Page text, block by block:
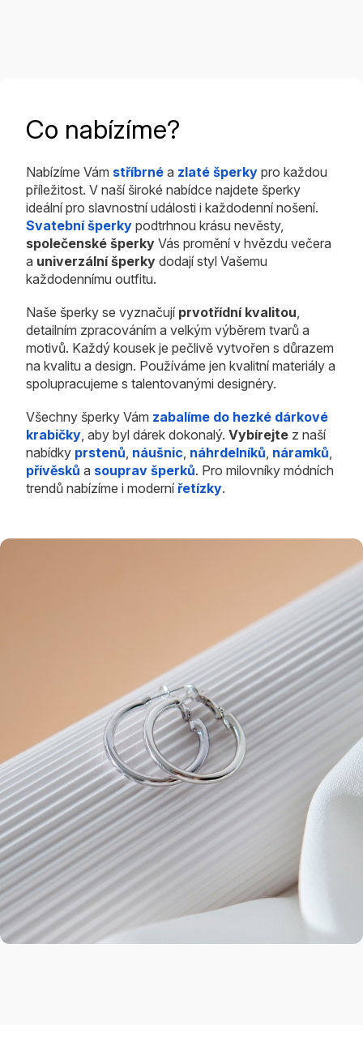
Co nabízíme?
Nabízíme Vám stříbrné a zlaté šperky pro každou
příležitost. V naší široké nabídce najdete šperky
ideální pro slavnostní události i každodenní nošení.
Svatební šperky podtrhnou krásu nevěsty,
společenské šperky Vás promění v hvězdu večera
a univerzální šperky dodají styl Vašemu
každodennímu outfitu.
Naše šperky se vyznačují prvotřídní kvalitou
detailním zpracováním a velkým výběrem tvarů a
motivů. Každý kousek je pečlivě vytvořen s důrazem
na kvalitu a design. Používáme jen kvalitní materiály a
spolupracujeme s talentovanými designéry.
Všechny šperky Vám zabalíme do hezké dárkové
krabičky , aby byl dárek dokonalý. Vybírejte z naší
nabídky prstenů náušnic náhrdelníků náramků
přívěsků a souprav šperků. Pro milovníky módních
trendů nabízíme i modernířetízky.